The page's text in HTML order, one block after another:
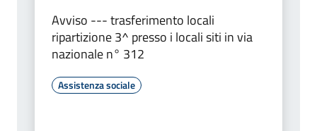
Avviso --- trasferimento locali
ripartizione 3^ presso i locali siti in via
nazionale n° 312
Assistenza sociale